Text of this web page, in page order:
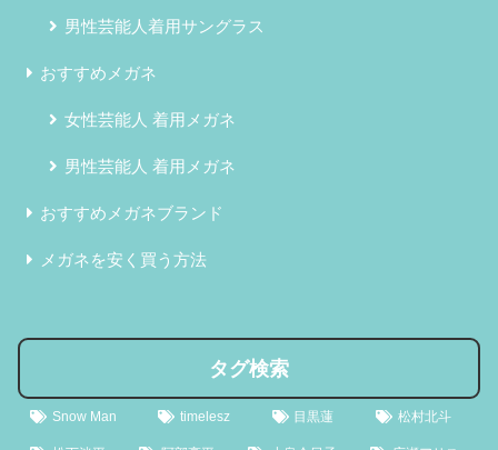
男性芸能人着用サングラス
おすすめメガネ
女性芸能人 着用メガネ
男性芸能人 着用メガネ
おすすめメガネブランド
メガネを安く買う方法
タグ検索
Snow Man timelesz 目黒蓮 松村北斗